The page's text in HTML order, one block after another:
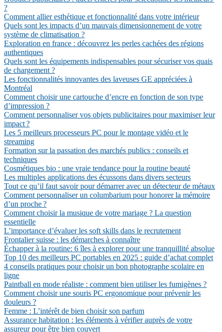
?
Comment allier esthétique et fonctionnalité dans votre intérieur
Quels sont les impacts d’un mauvais dimensionnement de votre
système de climatisation ?
Exploration en france : découvrez les perles cachées des régions
authentiques
Quels sont les équipements indispensables pour sécuriser vos quais
de chargement ?
Les fonctionnalités innovantes des laveuses GE appréciées à
Montréal
Comment choisir une cartouche d’encre en fonction de son type
d’impression ?
Comment personnaliser vos objets publicitaires pour maximiser leur
impact ?
Les 5 meilleurs processeurs PC pour le montage vidéo et le
streaming
Formation sur la passation des marchés publics : conseils et
techniques
Cosmétiques bio : une vraie tendance pour la routine beauté
Les multiples applications des écussons dans divers secteurs
Tout ce qu’il faut savoir pour démarrer avec un détecteur de métaux
Comment personnaliser un columbarium pour honorer la mémoire
d’un proche ?
Comment choisir la musique de votre mariage ? La question
essentielle
L’importance d’évaluer les soft skills dans le recrutement
Frontalier suisse : les démarches à connaître
Échapper à la routine: 6 îles à explorer pour une tranquillité absolue
Top 10 des meilleurs PC portables en 2025 : guide d’achat complet
4 conseils pratiques pour choisir un bon photographe scolaire en
ligne
Paintball en mode réaliste : comment bien utiliser les fumigènes ?
Comment choisir une souris PC ergonomique pour prévenir les
douleurs ?
Femme : L’intérêt de bien choisir son parfum
Assurance habitation : les éléments à vérifier auprès de votre
assureur pour être bien couvert